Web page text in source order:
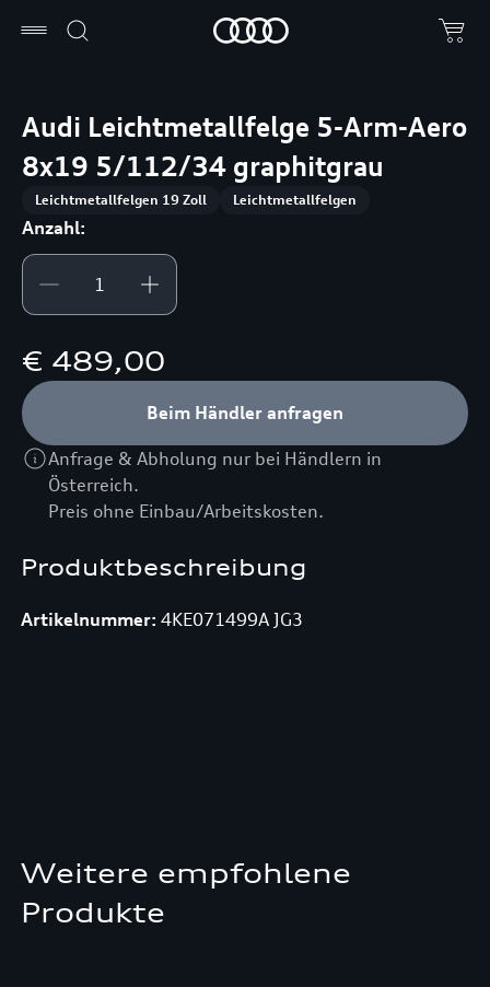
Produktbeschreibung
Artikelnummer: 4KE071499A JG3
Audi Leichtmetallfelge 5-Arm-Aero
8x19 5/112/34 graphitgrau
Leichtmetallfelgen 19 Zoll Leichtmetallfelgen
Anzahl:
€ 489,00
Beim Händler anfragen
Anfrage & Abholung nur bei Händlern in
Österreich.
Preis ohne Einbau/Arbeitskosten.
Weitere empfohlene
Produkte